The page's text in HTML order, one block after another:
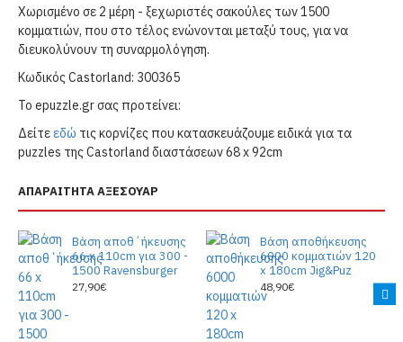
ΑΠΑΡΑΙΤΗΤΑ ΑΞΕΣΟΥΑΡ
Βάση αποθ΄ήκευσης
66 x 110cm για 300 -
1500 Ravensburger
27,90€
Βάση αποθήκευσης
6000 κομματιών 120
x 180cm Jig&Puz
48,90€
Χωρισμένο σε 2 μέρη - ξεχωριστές σακούλες των 1500
κομματιών, που στο τέλος ενώνονται μεταξύ τους, για να
διευκολύνουν τη συναρμολόγηση.
Κωδικός Castorland: 300365
Το epuzzle.gr σας προτείνει:
Δείτεεδώ τις κορνίζες που κατασκευάζουμε ειδικά για τα
puzzles της Castorland διαστάσεων 68 x 92cm